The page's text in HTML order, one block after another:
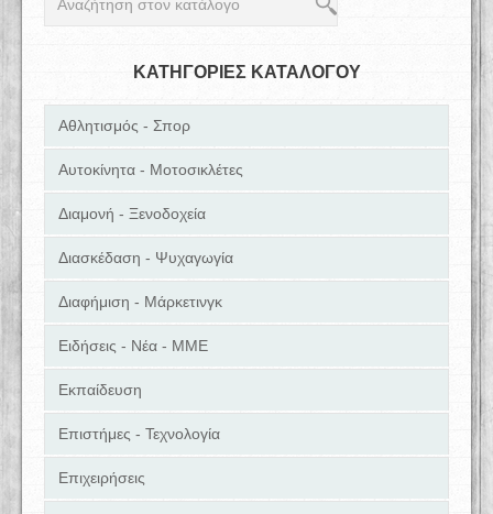
ΚΑΤΗΓΟΡΙΕΣ ΚΑΤΑΛΟΓΟΥ
Αθλητισμός - Σπορ
Αυτοκίνητα - Μοτοσικλέτες
Διαμονή - Ξενοδοχεία
Διασκέδαση - Ψυχαγωγία
Διαφήμιση - Μάρκετινγκ
Ειδήσεις - Νέα - ΜΜΕ
Εκπαίδευση
Επιστήμες - Τεχνολογία
Επιχειρήσεις